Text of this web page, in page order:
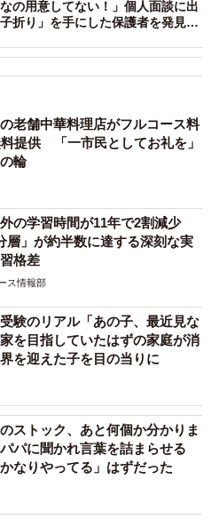
指定」でした。学校のホー
きる願書ですが、その用紙に
性を重んじるSさんは理解に
たものの、取り扱いがあり
んだのは、銀座にある某・老
と決断し、わざわざ銀座ま
たものの、驚いたのはその
かも、必要なのはたったの1
に引っかかったかのような
リンターに入れて印刷を試み
用のプリンターで印刷するこ
る封筒は、Sさんは無難に茶
の用意してない！」個人面談に出
折り」を手にした保護者を発見
老舗中華料理店がフルコース料
提供 「一市民としてお礼を」
輪
の学習時間が11年で2割減少
層」が約半数に達する深刻な実
格差
ス情報部
受験のリアル「あの子、最近見な
を目指していたはずの家庭が消
を迎えた子を目の当りに
のストック、あと何個か分かりま
パに聞かれ言葉を詰まらせる
なりやってる」はずだった